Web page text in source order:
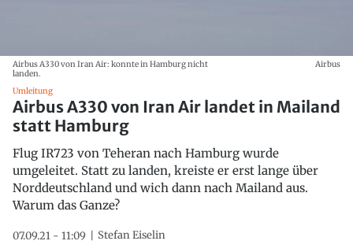
Airbus A330 von Iran Air: konnte in Hamburg nicht
landen.
Airbus
Umleitung
Airbus A330 von Iran Air landet in Mailand
statt Hamburg
Flug IR723 von Teheran nach Hamburg wurde
umgeleitet. Statt zu landen, kreiste er erst lange über
Norddeutschland und wich dann nach Mailand aus.
Warum das Ganze?
07.09.21 - 11:09 Stefan Eiselin